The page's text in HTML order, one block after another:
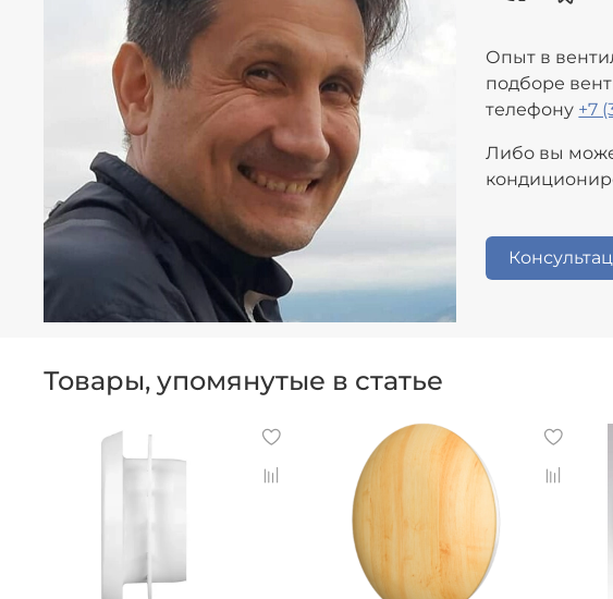
Опыт в
подборе
телефону +7
Либо вы
Товары, упомянутые в статье